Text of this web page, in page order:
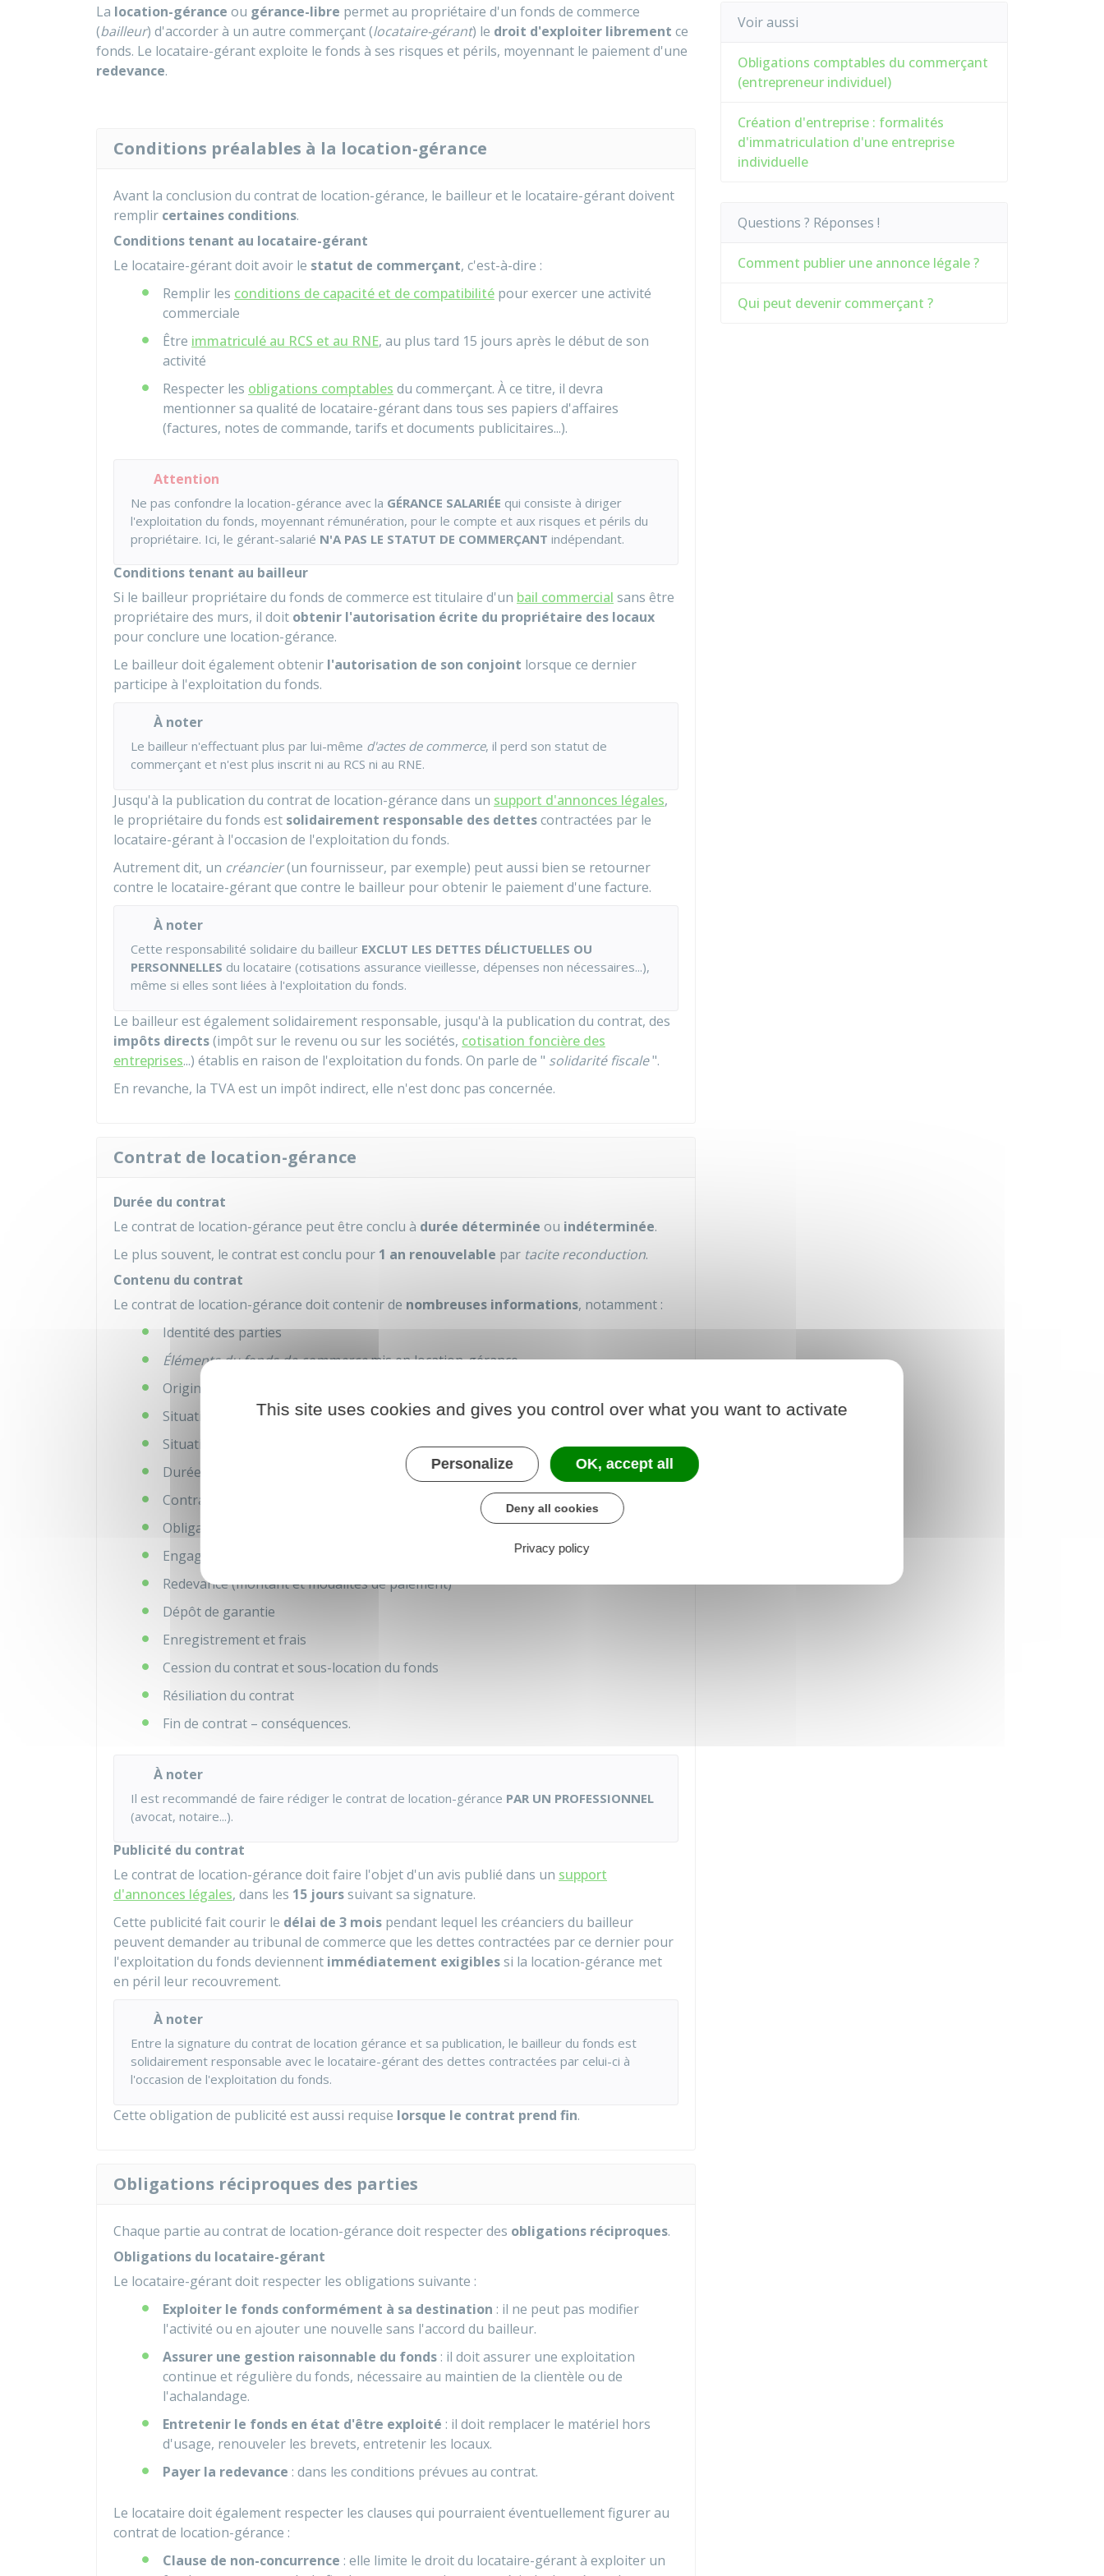
La location-gérance ou gérance-libre permet au propriétaire d'un fonds de commerce
(bailleur) d'accorder à un autre commerçant (locataire-gérant) le droit d'exploiter librement ce
fonds. Le locataire-gérant exploite le fonds à ses risques et périls, moyennant le paiement d'une
redevance.
Conditions préalables à la location-gérance
Avant la conclusion du contrat de location-gérance, le bailleur et le locataire-gérant doivent
remplir certaines conditions.
Conditions tenant au locataire-gérant
Le locataire-gérant doit avoir le statut de commerçant, c'est-à-dire :
Remplir les conditions de capacité et de compatibilité pour exercer une activité
commerciale
Être immatriculé au RCS et au RNE, au plus tard 15 jours après le début de son
activité
Respecter les obligations comptables du commerçant. À ce titre, il devra
mentionner sa qualité de locataire-gérant dans tous ses papiers d'affaires
(factures, notes de commande, tarifs et documents publicitaires...).
Attention
Ne pas confondre la location-gérance avec la GÉRANCE SALARIÉE qui consiste à diriger
l'exploitation du fonds, moyennant rémunération, pour le compte et aux risques et périls du
propriétaire. Ici, le gérant-salarié N'A PAS LE STATUT DE COMMERÇANT indépendant.
Conditions tenant au bailleur
Si le bailleur propriétaire du fonds de commerce est titulaire d'un bail commercial sans être
propriétaire des murs, il doit obtenir l'autorisation écrite du propriétaire des locaux
pour conclure une location-gérance.
Le bailleur doit également obtenir l'autorisation de son conjoint lorsque ce dernier
participe à l'exploitation du fonds.
À noter
Le bailleur n'effectuant plus par lui-même d'actes de commerce, il perd son statut de
commerçant et n'est plus inscrit ni au RCS ni au RNE.
Jusqu'à la publication du contrat de location-gérance dans un support d'annonces légales,
le propriétaire du fonds est solidairement responsable des dettescontractées par le
locataire-gérant à l'occasion de l'exploitation du fonds.
Autrement dit, un créancier(un fournisseur, par exemple) peut aussi bien se retourner
contre le locataire-gérant que contre le bailleur pour obtenir le paiement d'une facture.
À noter
Cette responsabilité solidaire du bailleur EXCLUT LES DETTES DÉLICTUELLES OU
PERSONNELLES du locataire (cotisations assurance vieillesse, dépenses non nécessaires...),
même si elles sont liées à l'exploitation du fonds.
Le bailleur est également solidairement responsable, jusqu'à la publication du contrat, des
impôts directs(impôt sur le revenu ou sur les sociétés, cotisation foncière des
entreprises...) établis en raison de l'exploitation du fonds. On parle de " solidarité fiscale".
En revanche, la TVA est un impôt indirect, elle n'est donc pas concernée.
Contrat de location-gérance
Durée du contrat
Le contrat de location-gérance peut être conclu à durée déterminée ou indéterminée.
Le plus souvent, le contrat est conclu pour 1 an renouvelable par tacite reconduction.
Contenu du contrat
Le contrat de location-gérance doit contenir de nombreuses informations, notamment :
Identité des parties
Éléments du fonds de commercemis en location-gérance
Origine du fonds (création, achat, succession...)
Situation locative (bailleur propriétaire ou locataire des locaux)
Situation générale du fonds (normes de sécurité, d'hygiène et d'environnement)
Durée du contrat et modalités de renouvelement
Contrats en cours (contrats de travail, contrats client/fournisseur)
Obligations réciproques des parties
Engagement de non-concurrence
Redevance (montant et modalités de paiement)
Dépôt de garantie
Enregistrement et frais
Cession du contrat et sous-location du fonds
Résiliation du contrat
Fin de contrat – conséquences.
À noter
Il est recommandé de faire rédiger le contrat de location-gérance PAR UN PROFESSIONNEL
(avocat, notaire...).
Publicité du contrat
Le contrat de location-gérance doit faire l'objet d'un avis publié dans un support
d'annonces légales, dans les 15 jourssuivant sa signature.
Cette publicité fait courir le délai de 3 mois pendant lequel les créanciers du bailleur
peuvent demander au tribunal de commerce que les dettes contractées par ce dernier pour
l'exploitation du fonds deviennent immédiatement exigiblessi la location-gérance met
en péril leur recouvrement.
À noter
Entre la signature du contrat de location gérance et sa publication, le bailleur du fonds est
solidairement responsable avec le locataire-gérant des dettes contractées par celui-ci à
l'occasion de l'exploitation du fonds.
Cette obligation de publicité est aussi requise lorsque le contrat prend fin.
Obligations réciproques des parties
Chaque partie au contrat de location-gérance doit respecter des obligations réciproques.
Obligations du locataire-gérant
Le locataire-gérant doit respecter les obligations suivante :
Exploiter le fonds conformément à sa destination : il ne peut pas modifier
l'activité ou en ajouter une nouvelle sans l'accord du bailleur.
Assurer une gestion raisonnable du fonds : il doit assurer une exploitation
continue et régulière du fonds, nécessaire au maintien de la clientèle ou de
l'achalandage.
Entretenir le fonds en état d'être exploité : il doit remplacer le matériel hors
d'usage, renouveler les brevets, entretenir les locaux.
Payer la redevance : dans les conditions prévues au contrat.
Le locataire doit également respecter les clauses qui pourraient éventuellement figurer au
contrat de location-gérance :
Clause de non-concurrence : elle limite le droit du locataire-gérant à exploiter un
Voir aussi
Obligations comptables du commerçant
(entrepreneur individuel)
Création d'entreprise : formalités
d'immatriculation d'une entreprise
individuelle
Questions ? Réponses !
Comment publier une annonce légale ?
Qui peut devenir commerçant ?
This site uses cookies and gives you control over what you want to activate
Personalize OK, accept all
Deny all cookies
Privacy policy